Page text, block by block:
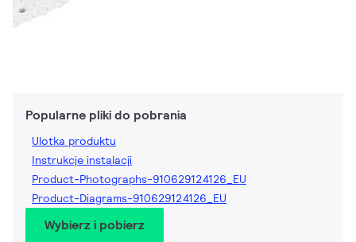
Popularne pliki do pobrania
Ulotka produktu
Instrukcje instalacji
Product-Photographs-910629124126_EU
Product-Diagrams-910629124126_EU
Wybierz i pobierz